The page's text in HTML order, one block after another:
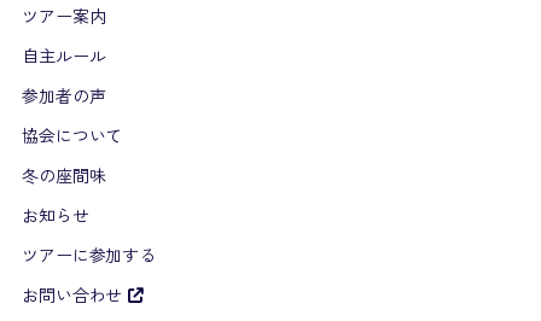
ツアー案内
自主ルール
参加者の声
協会について
冬の座間味
お知らせ
ツアーに参加する
お問い合わせ